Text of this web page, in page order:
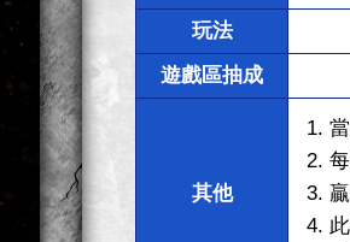
玩法
遊戲區抽成
其他
1.
2.
3.
4.